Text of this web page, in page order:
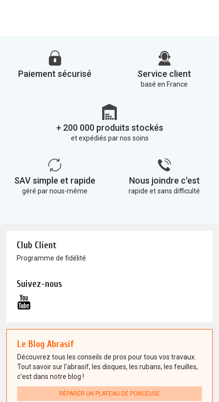
Paiement sécurisé Service client
basé en France
+ 200 000 produits stockés
et expédiés par nos soins
SAV simple et rapide
géré par nous-même
Nous joindre c'est
rapide et sans difficulté
Club Client
Programme de fidélité
Suivez-nous
Le Blog Abrasif
Découvrez tous les conseils de pros pour tous vos travaux.
Tout savoir sur l'abrasif, les disques, les rubans, les feuilles,
c'est dans notre blog !
RÉPARER UN PLATEAU DE PONCEUSE